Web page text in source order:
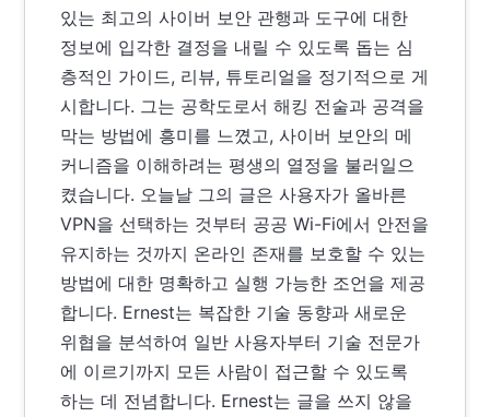
있는 최고의 사이버 보안 관행과 도구에 대한
정보에 입각한 결정을 내릴 수 있도록 돕는 심
층적인 가이드, 리뷰, 튜토리얼을 정기적으로 게
시합니다. 그는 공학도로서 해킹 전술과 공격을
막는 방법에 흥미를 느꼈고, 사이버 보안의 메
커니즘을 이해하려는 평생의 열정을 불러일으
켰습니다. 오늘날 그의 글은 사용자가 올바른
VPN을 선택하는 것부터 공공 Wi-Fi에서 안전을
유지하는 것까지 온라인 존재를 보호할 수 있는
방법에 대한 명확하고 실행 가능한 조언을 제공
합니다. Ernest는 복잡한 기술 동향과 새로운
위협을 분석하여 일반 사용자부터 기술 전문가
에 이르기까지 모든 사람이 접근할 수 있도록
하는 데 전념합니다. Ernest는 글을 쓰지 않을